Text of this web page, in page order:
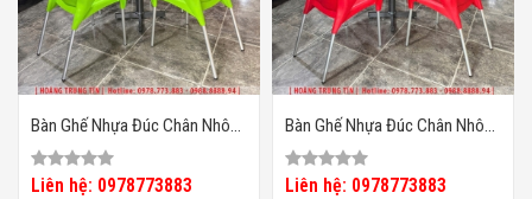
Bàn Ghế Nhựa Đúc Chân Nhôm
HTT07
Liên hệ: 0978773883
Bàn Ghế Nhựa Đúc Chân Nhôm
HTT06
Liên hệ: 0978773883